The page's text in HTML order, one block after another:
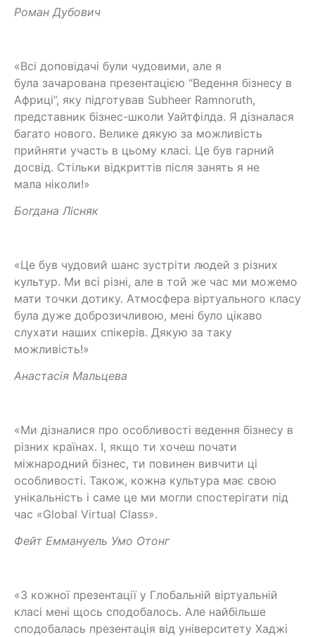
Роман Дубович
«Всі доповідачі були чудовими, але я
була зачарована презентацією “Ведення бізнесу в
Африці”, яку підготував Subheer Ramnoruth,
представник бізнес-школи Уайтфілда. Я дізналася
багато нового. Велике дякую за можливість
прийняти участь в цьому класі. Це був гарний
досвід. Стільки відкриттів після занять я не
мала ніколи!»
Богдана Лісняк
«Це був чудовий шанс зустріти людей з різних
культур. Ми всі різні, але в той же час ми можемо
мати точки дотику. Атмосфера віртуального класу
була дуже доброзичливою, мені було цікаво
слухати наших спікерів. Дякую за таку
можливість!»
Анастасія Мальцева
«Ми дізналися про особливості ведення бізнесу в
різних країнах. І, якщо ти хочеш почати
міжнародний бізнес, ти повинен вивчити ці
особливості. Також, кожна культура має свою
унікальність і саме це ми могли спостерігати під
час «Global Virtual Class».
Фейт Еммануель Умо Отонг
«З кожної презентації у Глобальній віртуальній
класі мені щось сподобалось. Але найбільше
сподобалась презентація від університету Хаджі